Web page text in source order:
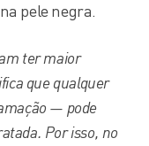
pele negra.
ter maior
que qualquer
— pode
Por isso, no